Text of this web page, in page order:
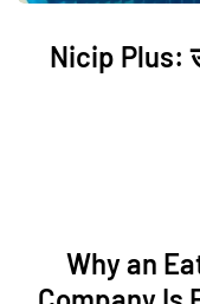
Nicip Plus:
Why an